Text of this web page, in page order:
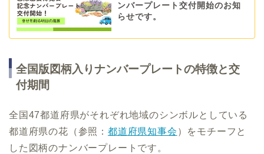
ンバープレート交付開始のお知
らせです。
全国版図柄入りナンバープレートの特徴と交
付期間
全国47都道府県がそれぞれ地域のシンボルとしている
都道府県の花（参照： 都道府県知事会 ）をモチーフと
した図柄のナンバープレートです。